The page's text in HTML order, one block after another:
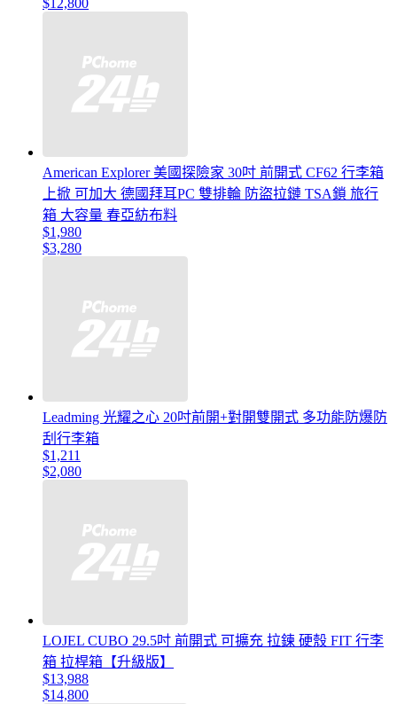
$12,800
American Explorer 美國探險家 30吋 前開式 CF62 行李箱
上掀 可加大 德國拜耳PC 雙排輪 防盜拉鏈 TSA鎖 旅行
箱 大容量 春亞紡布料
$1,980
$3,280
Leadming 光耀之心 20吋前開+對開雙開式 多功能防爆防
刮行李箱
$1,211
$2,080
LOJEL CUBO 29.5吋 前開式 可擴充 拉鍊 硬殼 FIT 行李
箱 拉桿箱【升級版】
$13,988
$14,800